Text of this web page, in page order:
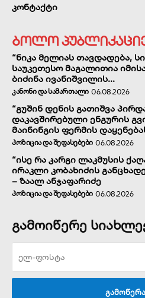
კონტაქტი
ბოლო
“ნიკა მელიას თავდადება,
საუკეთესო მაგალითია
ბიძინა ივანიშვილის...
ᲙᲐᲜᲝᲜᲘ ᲓᲐ ᲡᲐᲛᲐᲠᲗᲐᲚᲘ 06.08.2026
“გუშინ დენის გათიშვა
დაკავშირებული ენგურის
მაინინგის ფერმის
ᲞᲝᲖᲘᲪᲘᲐ ᲓᲐ ᲨᲔᲤᲐᲡᲔᲑᲔᲑᲘ 06.08.2026
“ისე რა კარგი ლაკმუსის
ირაკლი კობახიძის
– ზაალ ანჯაფარიძე
ᲞᲝᲖᲘᲪᲘᲐ ᲓᲐ ᲨᲔᲤᲐᲡᲔᲑᲔᲑᲘ 06.08.2026
გამოიწერე
ᲒᲐᲛᲝᲬᲔᲠᲐ